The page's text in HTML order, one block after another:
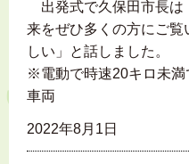
出発式で久保田市長は
来をぜひ多くの方にご
しい」と話しました。
※電動で時速20キロ未満
車両
2022年8月1日